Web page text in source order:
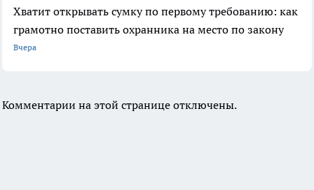
Хватит открывать сумку по первому требованию: как
грамотно поставить охранника на место по закону
Вчера
Комментарии на этой странице отключены.